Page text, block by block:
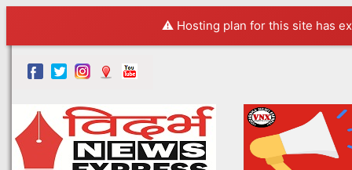
⚠️ Hosting plan for this site has